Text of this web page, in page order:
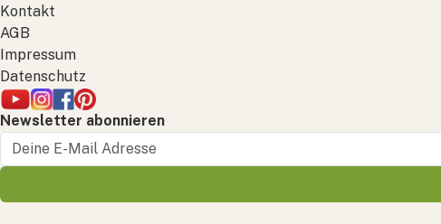
Kontakt
AGB
Impressum
Datenschutz
Newsletter abonnieren